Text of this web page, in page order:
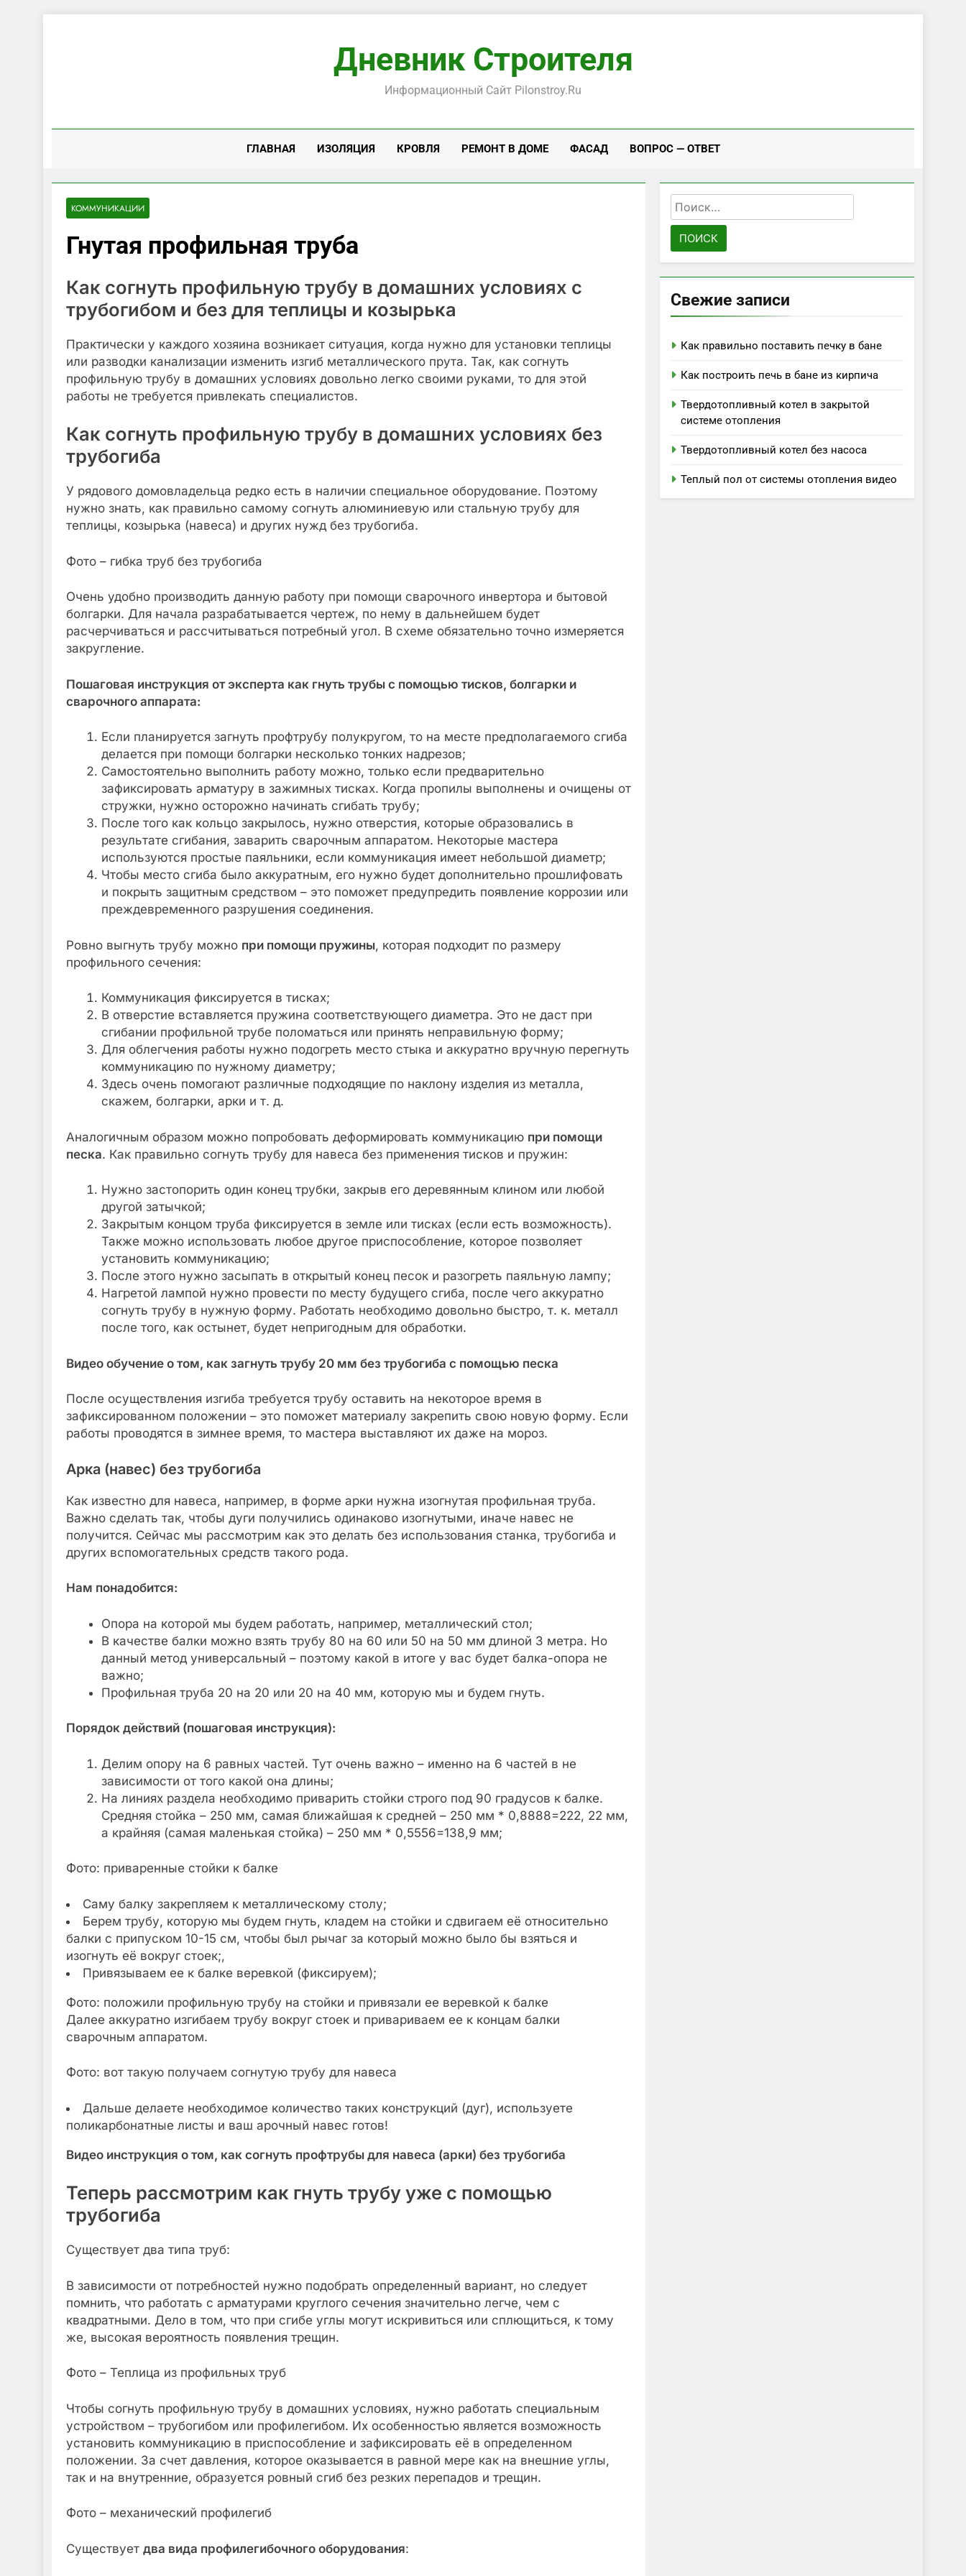
Дневник Строителя
Информационный Сайт Pilonstroy.ru
ГЛАВНАЯ ИЗОЛЯЦИЯ КРОВЛЯ РЕМОНТ В ДОМЕ ФАСАД ВОПРОС — ОТВЕТ
КОММУНИКАЦИИ
Гнутая профильная труба
Как согнуть профильную трубу в домашних условиях с
трубогибом и без для теплицы и козырька
Практически у каждого хозяина возникает ситуация, когда нужно для установки теплицы
или разводки канализации изменить изгиб металлического прута. Так, как согнуть
профильную трубу в домашних условиях довольно легко своими руками, то для этой
работы не требуется привлекать специалистов.
Как согнуть профильную трубу в домашних условиях без
трубогиба
У рядового домовладельца редко есть в наличии специальное оборудование. Поэтому
нужно знать, как правильно самому согнуть алюминиевую или стальную трубу для
теплицы, козырька (навеса) и других нужд без трубогиба.
Фото – гибка труб без трубогиба
Очень удобно производить данную работу при помощи сварочного инвертора и бытовой
болгарки. Для начала разрабатывается чертеж, по нему в дальнейшем будет
расчерчиваться и рассчитываться потребный угол. В схеме обязательно точно измеряется
закругление.
Пошаговая инструкция от эксперта как гнуть трубы с помощью тисков, болгарки и
сварочного аппарата:
Если планируется загнуть профтрубу полукругом, то на месте предполагаемого сгиба
делается при помощи болгарки несколько тонких надрезов;
Самостоятельно выполнить работу можно, только если предварительно
зафиксировать арматуру в зажимных тисках. Когда пропилы выполнены и очищены от
стружки, нужно осторожно начинать сгибать трубу;
После того как кольцо закрылось, нужно отверстия, которые образовались в
результате сгибания, заварить сварочным аппаратом. Некоторые мастера
используются простые паяльники, если коммуникация имеет небольшой диаметр;
Чтобы место сгиба было аккуратным, его нужно будет дополнительно прошлифовать
и покрыть защитным средством – это поможет предупредить появление коррозии или
преждевременного разрушения соединения.
Ровно выгнуть трубу можно при помощи пружины, которая подходит по размеру
профильного сечения:
Коммуникация фиксируется в тисках;
В отверстие вставляется пружина соответствующего диаметра. Это не даст при
сгибании профильной трубе поломаться или принять неправильную форму;
Для облегчения работы нужно подогреть место стыка и аккуратно вручную перегнуть
коммуникацию по нужному диаметру;
Здесь очень помогают различные подходящие по наклону изделия из металла,
скажем, болгарки, арки и т. д.
Аналогичным образом можно попробовать деформировать коммуникацию при помощи
песка. Как правильно согнуть трубу для навеса без применения тисков и пружин:
Нужно застопорить один конец трубки, закрыв его деревянным клином или любой
другой затычкой;
Закрытым концом труба фиксируется в земле или тисках (если есть возможность).
Также можно использовать любое другое приспособление, которое позволяет
установить коммуникацию;
После этого нужно засыпать в открытый конец песок и разогреть паяльную лампу;
Нагретой лампой нужно провести по месту будущего сгиба, после чего аккуратно
согнуть трубу в нужную форму. Работать необходимо довольно быстро, т. к. металл
после того, как остынет, будет непригодным для обработки.
Видео обучение о том, как загнуть трубу 20 мм без трубогиба с помощью песка
После осуществления изгиба требуется трубу оставить на некоторое время в
зафиксированном положении – это поможет материалу закрепить свою новую форму. Если
работы проводятся в зимнее время, то мастера выставляют их даже на мороз.
Арка (навес) без трубогиба
Как известно для навеса, например, в форме арки нужна изогнутая профильная труба.
Важно сделать так, чтобы дуги получились одинаково изогнутыми, иначе навес не
получится. Сейчас мы рассмотрим как это делать без использования станка, трубогиба и
других вспомогательных средств такого рода.
Нам понадобится:
Опора на которой мы будем работать, например, металлический стол;
В качестве балки можно взять трубу 80 на 60 или 50 на 50 мм длиной 3 метра. Но
данный метод универсальный – поэтому какой в итоге у вас будет балка-опора не
важно;
Профильная труба 20 на 20 или 20 на 40 мм, которую мы и будем гнуть.
Порядок действий (пошаговая инструкция):
Делим опору на 6 равных частей. Тут очень важно – именно на 6 частей в не
зависимости от того какой она длины;
На линиях раздела необходимо приварить стойки строго под 90 градусов к балке.
Средняя стойка – 250 мм, самая ближайшая к средней – 250 мм * 0,8888=222, 22 мм,
а крайняя (самая маленькая стойка) – 250 мм * 0,5556=138,9 мм;
Фото: приваренные стойки к балке
Саму балку закрепляем к металлическому столу;
Берем трубу, которую мы будем гнуть, кладем на стойки и сдвигаем её относительно
балки с припуском 10-15 см, чтобы был рычаг за который можно было бы взяться и
изогнуть её вокруг стоек;,
Привязываем ее к балке веревкой (фиксируем);
Фото: положили профильную трубу на стойки и привязали ее веревкой к балке
Далее аккуратно изгибаем трубу вокруг стоек и привариваем ее к концам балки
сварочным аппаратом.
Фото: вот такую получаем согнутую трубу для навеса
Дальше делаете необходимое количество таких конструкций (дуг), используете
поликарбонатные листы и ваш арочный навес готов!
Видео инструкция о том, как согнуть профтрубы для навеса (арки) без трубогиба
Теперь рассмотрим как гнуть трубу уже с помощью
трубогиба
Существует два типа труб:
В зависимости от потребностей нужно подобрать определенный вариант, но следует
помнить, что работать с арматурами круглого сечения значительно легче, чем с
квадратными. Дело в том, что при сгибе углы могут искривиться или сплющиться, к тому
же, высокая вероятность появления трещин.
Фото – Теплица из профильных труб
Чтобы согнуть профильную трубу в домашних условиях, нужно работать специальным
устройством – трубогибом или профилегибом. Их особенностью является возможность
установить коммуникацию в приспособление и зафиксировать её в определенном
положении. За счет давления, которое оказывается в равной мере как на внешние углы,
так и на внутренние, образуется ровный сгиб без резких перепадов и трещин.
Фото – механический профилегиб
Существует два вида профилегибочного оборудования:
Найти:
Свежие записи
Как правильно поставить печку в бане
Как построить печь в бане из кирпича
Твердотопливный котел в закрытой
системе отопления
Твердотопливный котел без насоса
Теплый пол от системы отопления видео